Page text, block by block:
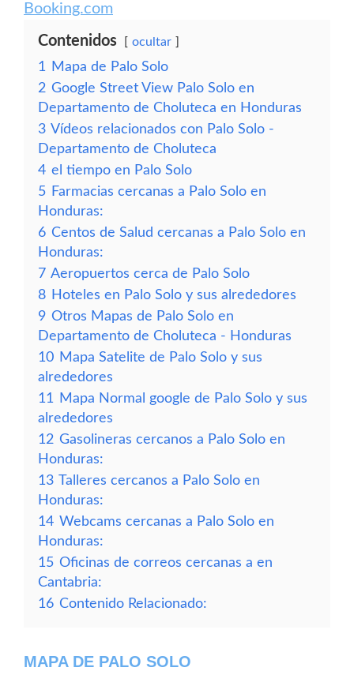
Booking.com
Contenidos ocultar
1
Mapa de Palo Solo
2 Google Street View Palo Solo en
Departamento de Choluteca en Honduras
3 Vídeos relacionados con Palo Solo -
Departamento de Choluteca
4 el tiempo en Palo Solo
5 Farmacias cercanas a Palo Solo en
Honduras:
6 Centos de Salud cercanas a Palo Solo en
Honduras:
7 Aeropuertos cerca de Palo Solo
8 Hoteles en Palo Solo y sus alrededores
9 Otros Mapas de Palo Solo en
Departamento de Choluteca - Honduras
10 Mapa Satelite de Palo Solo y sus
alrededores
11
Mapa Normal google de Palo Solo y sus
alrededores
12 Gasolineras cercanos a Palo Solo en
Honduras:
13 Talleres cercanos a Palo Solo en
Honduras:
14 Webcams cercanas a Palo Solo en
Honduras:
15 Oficinas de correos cercanas a en
Cantabria:
16 Contenido Relacionado:
MAPA DE PALO SOLO